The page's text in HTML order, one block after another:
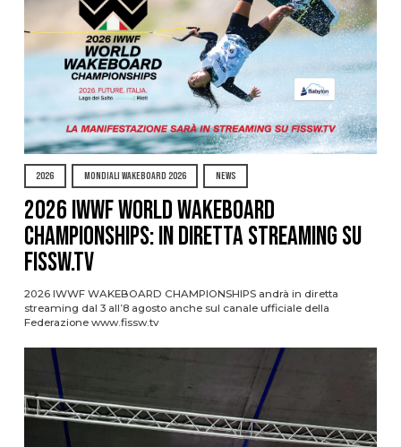
2026 MONDIALI WAKEBOARD 2026 NEWS
2026 IWWF WORLD WAKEBOARD
CHAMPIONSHIPS: IN DIRETTA STREAMING SU
FISSW.TV
2026 IWWF WAKEBOARD CHAMPIONSHIPS andrà in diretta
streaming dal 3 all’8 agosto anche sul canale ufficiale della
Federazione www.fissw.tv